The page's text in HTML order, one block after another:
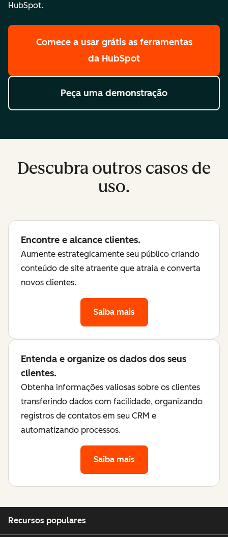
HubSpot.
Comece a usar grátis as ferramentas
da HubSpot
Peça uma demonstração
Descubra outros casos de
uso.
Encontre e alcance clientes.
Aumente estrategicamente seu público criando
conteúdo de site atraente que atraia e converta
novos clientes.
Saiba mais
Entenda e organize os dados dos seus
clientes.
Obtenha informações valiosas sobre os clientes
transferindo dados com facilidade, organizando
registros de contatos em seu CRM e
automatizando processos.
Saiba mais
Recursos populares